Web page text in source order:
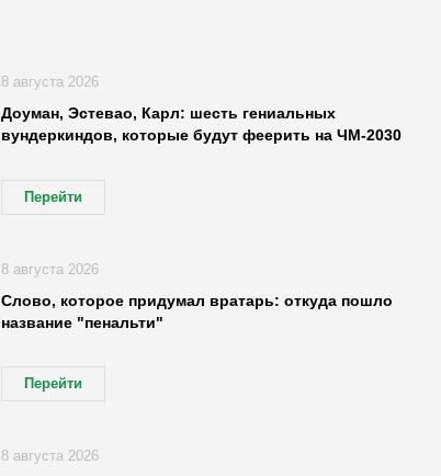
Доуман, Эстевао, Карл: шесть гениальных
вундеркиндов, которые будут феерить на ЧМ-2030
Перейти
8 августа 2026
Слово, которое придумал вратарь: откуда пошло
название "пенальти"
Перейти
8 августа 2026
8 августа 2026